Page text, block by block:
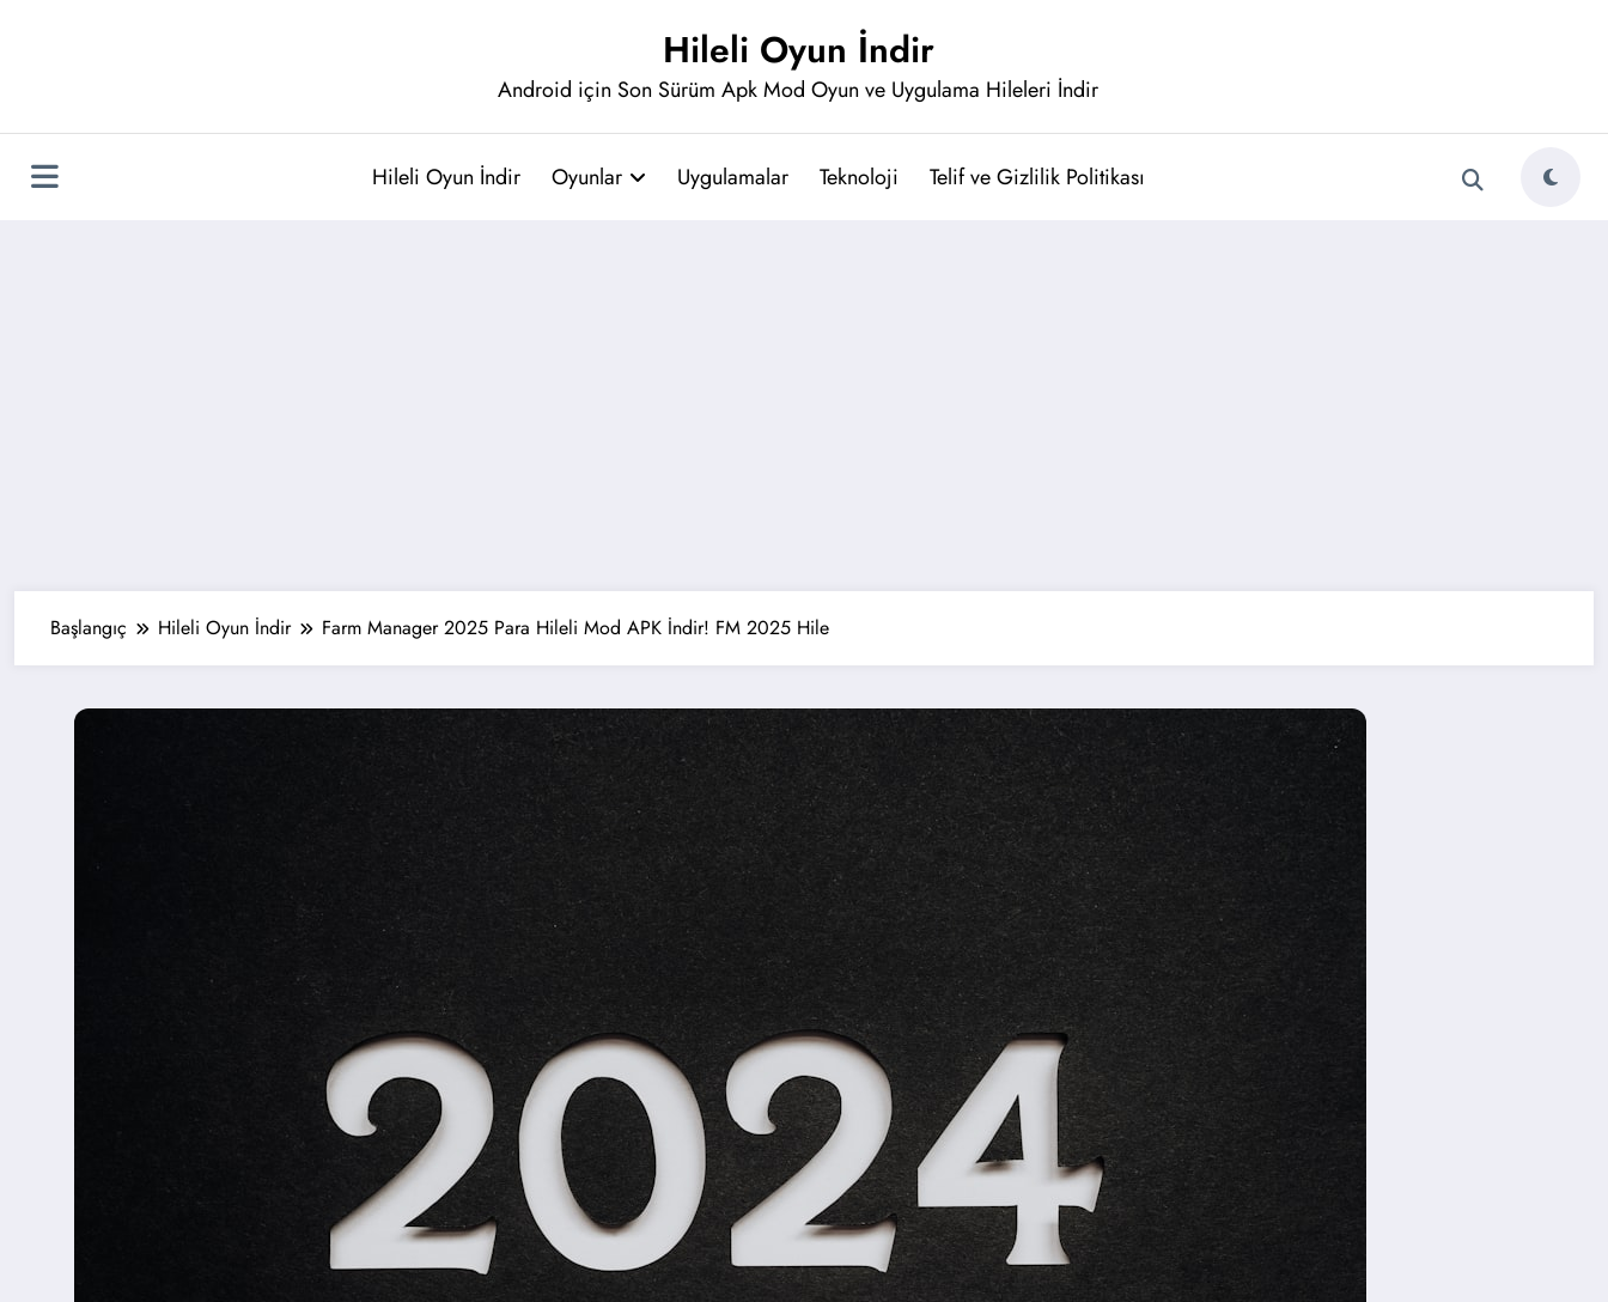
Hileli Oyun İndir
Android için Son Sürüm Apk Mod Oyun ve Uygulama Hileleri İndir
Hileli Oyun İndir Oyunlar Uygulamalar Teknoloji Telif ve Gizlilik Politikası
Başlangıç Hileli Oyun İndir Farm Manager 2025 Para Hileli Mod APK İndir! FM 2025 Hile